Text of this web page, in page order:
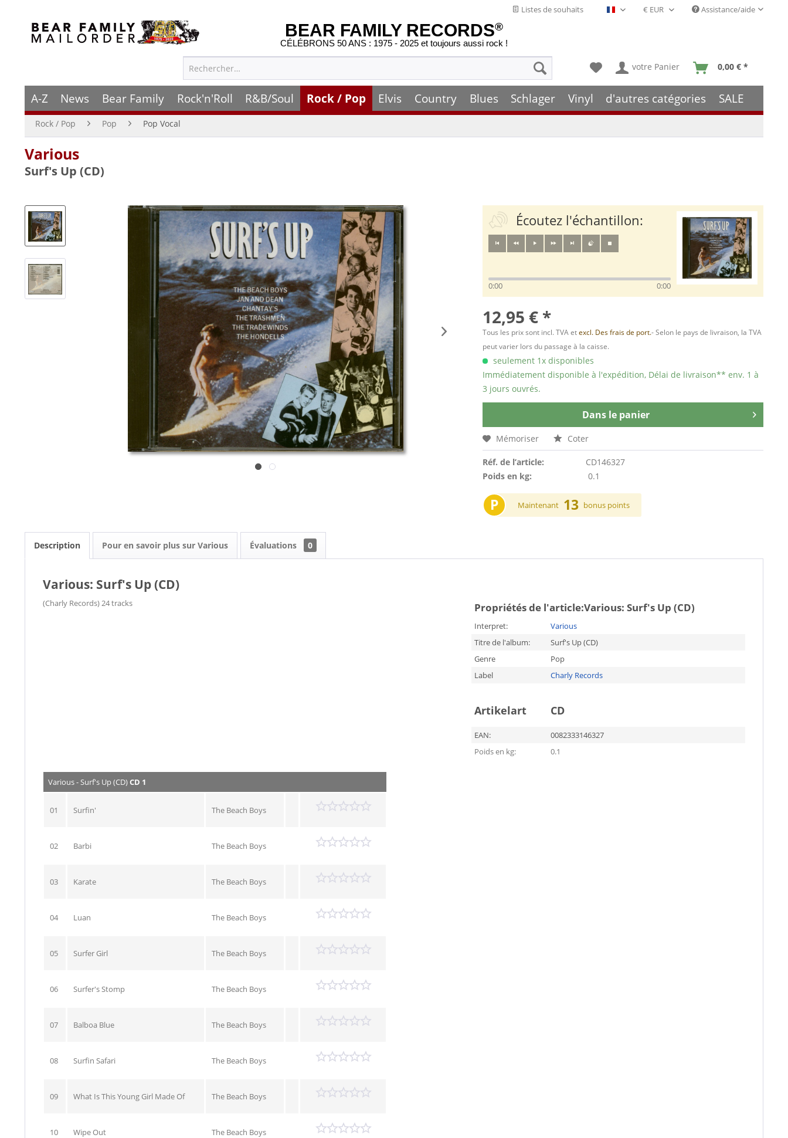
Listes de souhaits Français- FR Assistance/aide
BEAR FAMILY RECORDS®
CÉLÉBRONS 50 ANS : 1975 - 2025 et toujours aussi rock !
votre Panier 0,00 € *
A-Z News Bear Family Rock'n'Roll R&B/Soul Rock / Pop Elvis Country Blues Schlager Vinyl d'autres catégories SALE
Rock / Pop Pop Pop Vocal
Various
Surf's Up (CD)
Écoutez l'échantillon:
0:00 0:00
12,95 € *
Tous les prix sont incl. TVA etexcl. Des frais de port.- Selon le pays de livraison, la TVA
peut varier lors du passage à la caisse.
seulement 1x disponibles
Immédiatement disponible à l'expédition, Délai de livraison** env. 1 à
3 jours ouvrés.
Dans le panier
Mémoriser Coter
Réf. de l’article:
CD146327
Poids en kg:
0.1
P Maintenant 13 bonus points
Description Pour en savoir plus sur Various Évaluations 0
Various: Surf's Up (CD)
(Charly Records) 24 tracks Propriétés de l'article:Various: Surf's Up (CD)
Interpret:
Various
Titre de l'album:
Surf's Up (CD)
Genre
Pop
Label
Charly Records
Artikelart CD
EAN:
0082333146327
Poids en kg:
0.1
Various - Surf's Up (CD)CD 1
01 Surfin' The Beach Boys
02 Barbi The Beach Boys
03 Karate The Beach Boys
04 Luan The Beach Boys
05 Surfer Girl The Beach Boys
06 Surfer's Stomp The Beach Boys
07 Balboa Blue The Beach Boys
08 Surfin Safari The Beach Boys
09 What Is This Young Girl Made Of The Beach Boys
10 Wipe Out The Beach Boys